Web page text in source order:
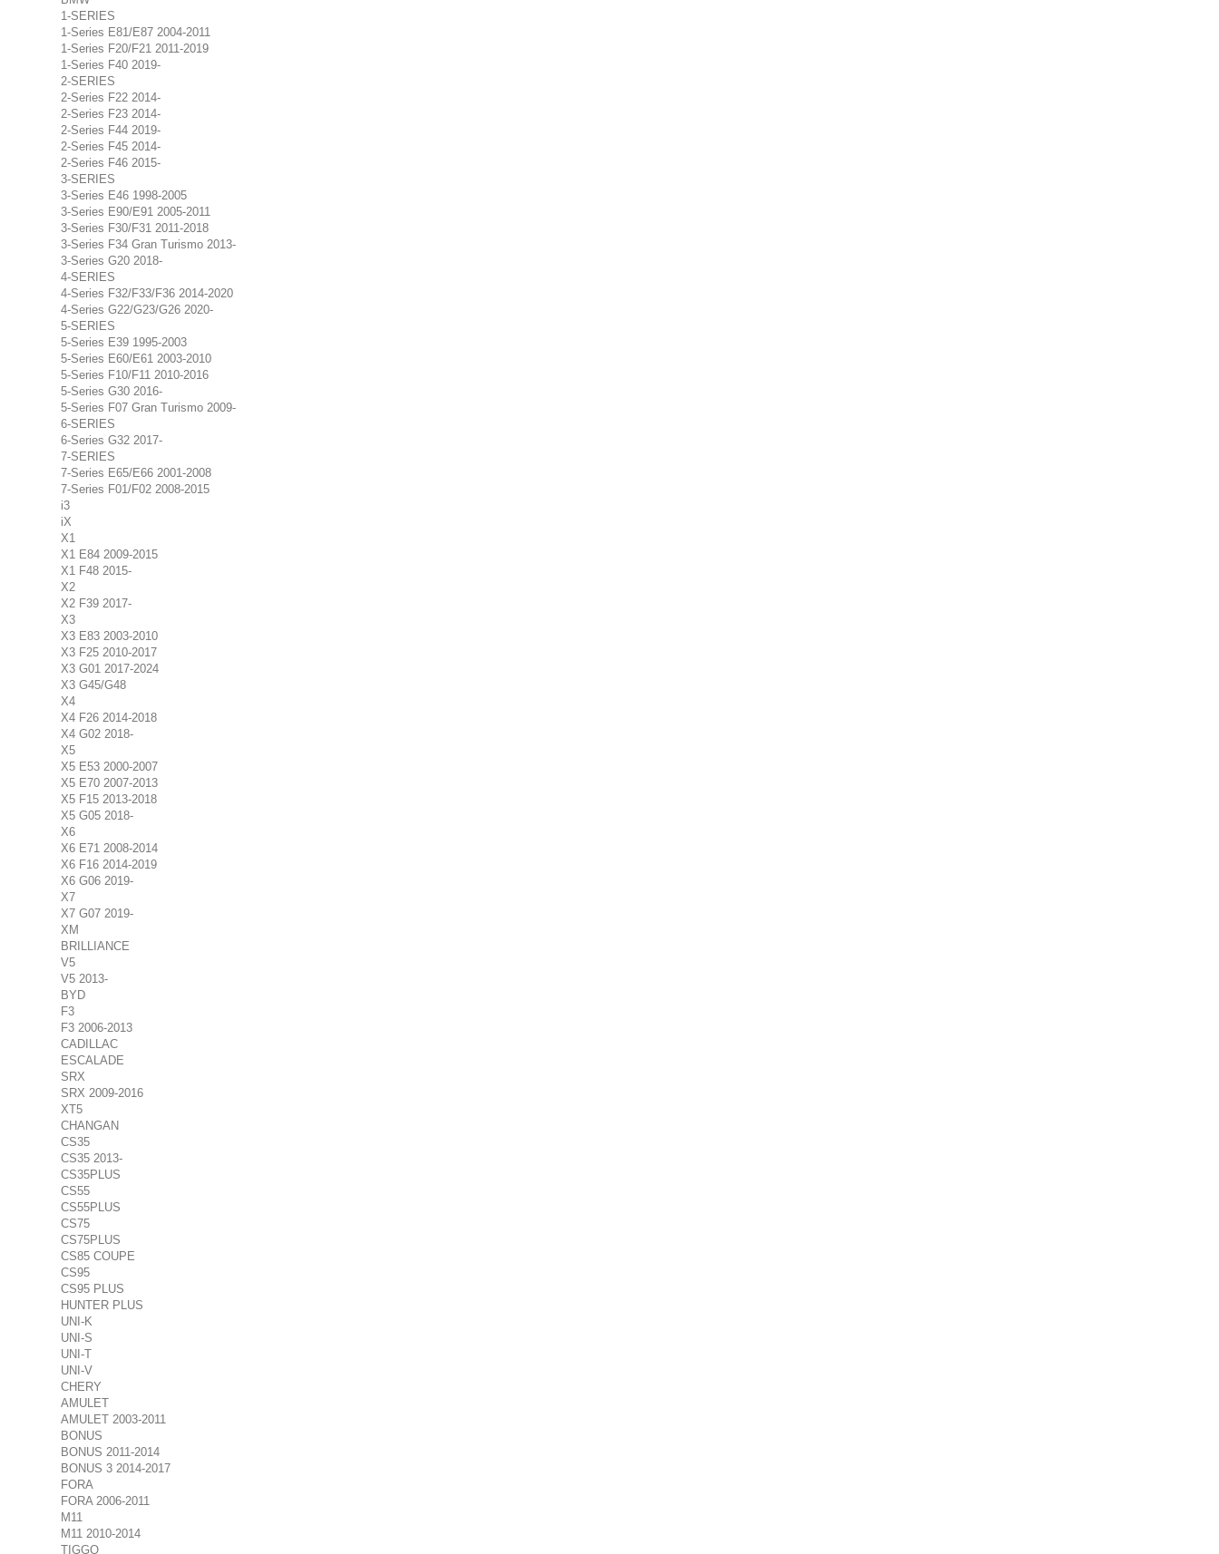
1-SERIES
1-Series E81/E87 2004-2011
1-Series F20/F21 2011-2019
1-Series F40 2019-
2-SERIES
2-Series F22 2014-
2-Series F23 2014-
2-Series F44 2019-
2-Series F45 2014-
2-Series F46 2015-
3-SERIES
3-Series E46 1998-2005
3-Series E90/E91 2005-2011
3-Series F30/F31 2011-2018
3-Series F34 Gran Turismo 2013-
3-Series G20 2018-
4-SERIES
4-Series F32/F33/F36 2014-2020
4-Series G22/G23/G26 2020-
5-SERIES
5-Series E39 1995-2003
5-Series E60/E61 2003-2010
5-Series F10/F11 2010-2016
5-Series G30 2016-
5-Series F07 Gran Turismo 2009-
6-SERIES
6-Series G32 2017-
7-SERIES
7-Series E65/E66 2001-2008
7-Series F01/F02 2008-2015
i3
iX
X1
X1 E84 2009-2015
X1 F48 2015-
X2
X2 F39 2017-
X3
X3 E83 2003-2010
X3 F25 2010-2017
X3 G01 2017-2024
X3 G45/G48
X4
X4 F26 2014-2018
X4 G02 2018-
X5
X5 E53 2000-2007
X5 E70 2007-2013
X5 F15 2013-2018
X5 G05 2018-
X6
X6 E71 2008-2014
X6 F16 2014-2019
X6 G06 2019-
X7
X7 G07 2019-
XM
BRILLIANCE
V5
V5 2013-
BYD
F3
F3 2006-2013
CADILLAC
ESCALADE
SRX
SRX 2009-2016
XT5
CHANGAN
CS35
CS35 2013-
CS35PLUS
CS55
CS55PLUS
CS75
CS75PLUS
CS85 COUPE
CS95
CS95 PLUS
HUNTER PLUS
UNI-K
UNI-S
UNI-T
UNI-V
CHERY
AMULET
AMULET 2003-2011
BONUS
BONUS 2011-2014
BONUS 3 2014-2017
FORA
FORA 2006-2011
M11
M11 2010-2014
TIGGO